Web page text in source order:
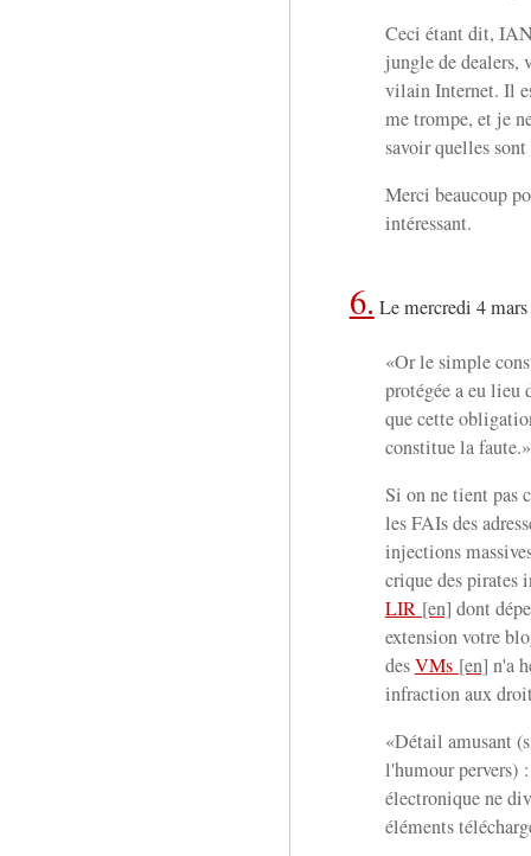
Ceci étant dit,
jungle de dealers,
vilain Internet. Il
me trompe, et je
savoir quelles sont
Merci beaucoup
intéressant.
6. Le mercredi 4
«Or le simple
protégée a eu lieu
que cette
constitue la faute.»
Si on ne tient pas
les FAIs des
injections
crique des pirates
LIR
dont
extension votre
desVMs
n'a
infraction aux
«Détail amusant
l'humour pervers)
électronique ne
éléments